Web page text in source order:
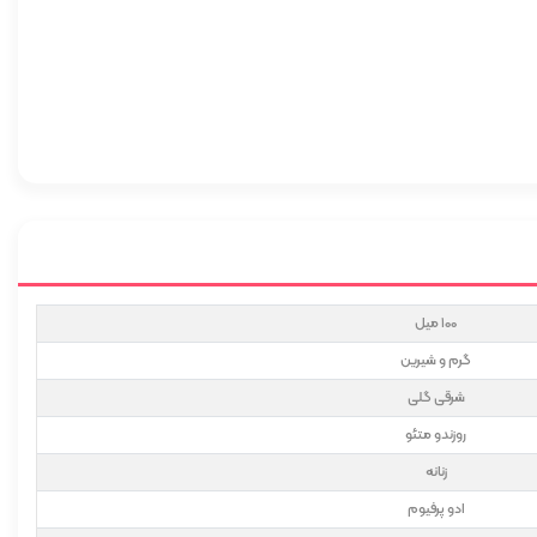
100 میل
گرم و شیرین
شرقی گلی
روزندو متئو
زنانه
ادو پرفیوم